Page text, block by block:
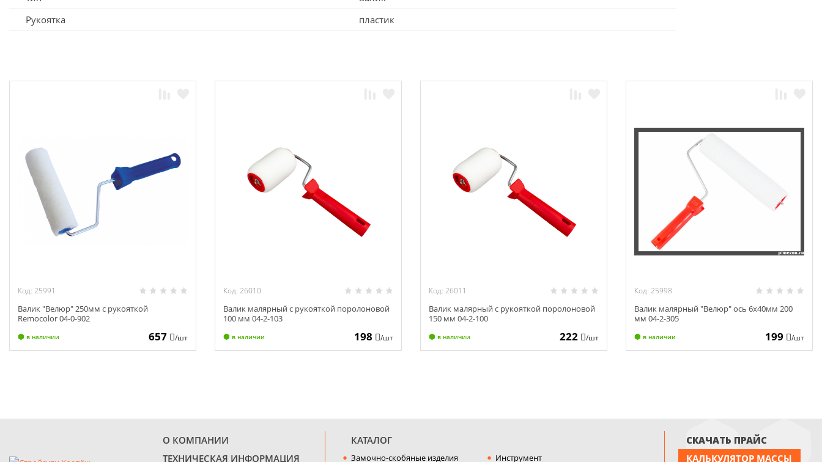
Рукоятка
пластик
Код: 25991
Валик "Велюр" 250мм с рукояткой
Remocolor 04-0-902
в наличии 657 /шт
Код: 26010
Валик малярный с рукояткой поролоновой
100 мм 04-2-103
в наличии 198 /шт
Код: 26011
Валик малярный с рукояткой поролоновой
150 мм 04-2-100
в наличии 222 /шт
Код: 25998
Валик малярный "Велюр" ось 6х40мм 200
мм 04-2-305
в наличии 199 /шт
О КОМПАНИИ
ТЕХНИЧЕСКАЯ ИНФОРМАЦИЯ
КАТАЛОГ
Замочно-скобяные изделия Инструмент
СКАЧАТЬ ПРАЙС
КАЛЬКУЛЯТОР МАССЫ